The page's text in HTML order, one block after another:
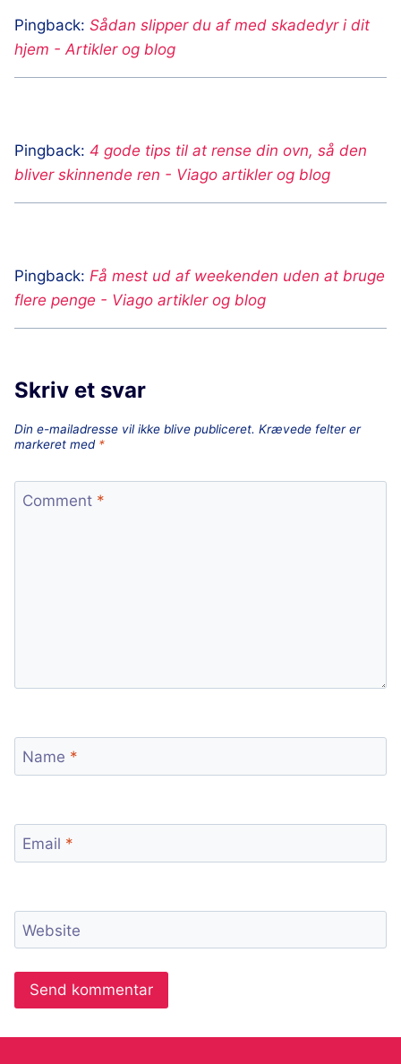
Pingback: Sådan slipper du af med skadedyr i dit
hjem - Artikler og blog
Pingback: 4 gode tips til at rense din ovn, så den
bliver skinnende ren - Viago artikler og blog
Pingback: Få mest ud af weekenden uden at bruge
flere penge - Viago artikler og blog
Skriv et svar
Din e-mailadresse vil ikke blive publiceret. Krævede felter er
markeret med *
Comment *
Name *
Email *
Website